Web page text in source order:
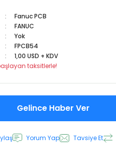
Fanuc PCB
FANUC
Yok
FPCB54
1,00 USD + KDV
taksitlerle!
Gelince Haber Ver
Yorum Yap Tavsiye Et